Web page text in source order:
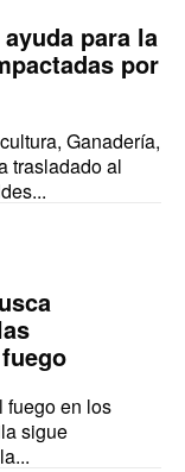
para la
por
Ganadería,
trasladado al
fuego en los
sigue